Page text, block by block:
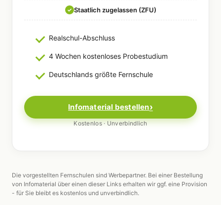
✓ Staatlich zugelassen (ZFU)
Realschul-Abschluss
4 Wochen kostenloses Probestudium
Deutschlands größte Fernschule
Infomaterial bestellen
Kostenlos · Unverbindlich
Die vorgestellten Fernschulen sind Werbepartner. Bei einer Bestellung
von Infomaterial über einen dieser Links erhalten wir ggf. eine Provision
- für Sie bleibt es kostenlos und unverbindlich.